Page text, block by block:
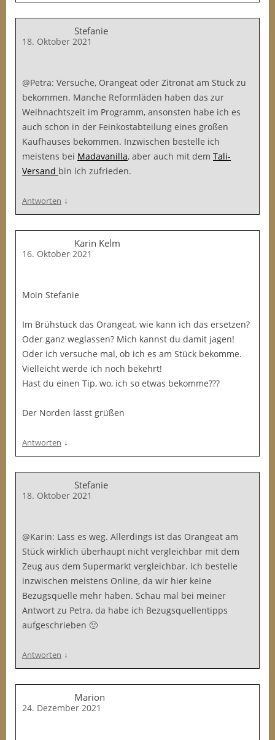
Stefanie
18. Oktober 2021
@Petra: Versuche, Orangeat oder Zitronat am Stück zu
bekommen. Manche Reformläden haben das zur
Weihnachtszeit im Programm, ansonsten habe ich es
auch schon in der Feinkostabteilung eines großen
Kaufhauses bekommen. Inzwischen bestelle ich
meistens bei Madavanilla, aber auch mit dem Tali-
Versand bin ich zufrieden.
Antworten ↓
Karin Kelm
16. Oktober 2021
Moin Stefanie
Im Brühstück das Orangeat, wie kann ich das ersetzen?
Oder ganz weglassen? Mich kannst du damit jagen!
Oder ich versuche mal, ob ich es am Stück bekomme.
Vielleicht werde ich noch bekehrt!
Hast du einen Tip, wo, ich so etwas bekomme???
Der Norden lässt grüßen
Antworten ↓
Stefanie
18. Oktober 2021
@Karin: Lass es weg. Allerdings ist das Orangeat am
Stück wirklich überhaupt nicht vergleichbar mit dem
Zeug aus dem Supermarkt vergleichbar. Ich bestelle
inzwischen meistens Online, da wir hier keine
Bezugsquelle mehr haben. Schau mal bei meiner
Antwort zu Petra, da habe ich Bezugsquellentipps
aufgeschrieben 🙂
Antworten ↓
Marion
24. Dezember 2021